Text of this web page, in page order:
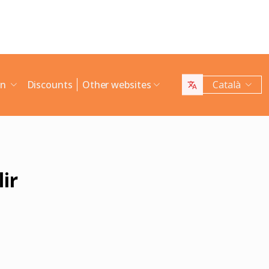
Discounts Other websites Català